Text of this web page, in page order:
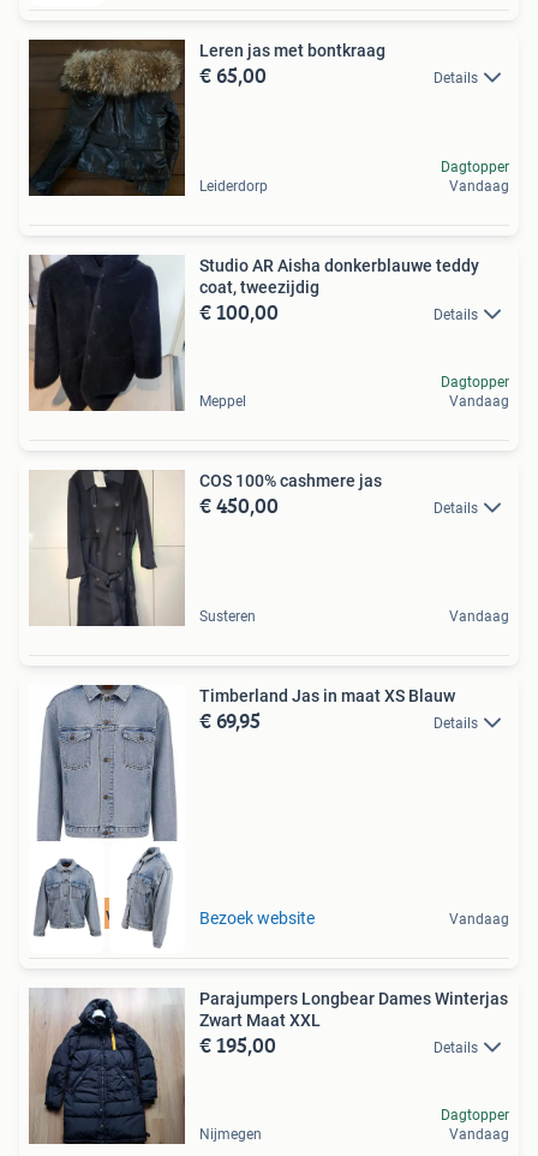
Leren jas met bontkraag
€ 65,00 Details
Leiderdorp
Dagtopper
Vandaag
Studio AR Aisha donkerblauwe teddy
coat, tweezijdig
€ 100,00 Details
Meppel
Dagtopper
Vandaag
COS 100% cashmere jas
€ 450,00 Details
Susteren Vandaag
Tot 75% voordeel
Timberland Jas in maat XS Blauw
€ 69,95 Details
Bezoek website Vandaag
Parajumpers Longbear Dames Winterjas
Zwart Maat XXL
€ 195,00 Details
Nijmegen
Dagtopper
Vandaag